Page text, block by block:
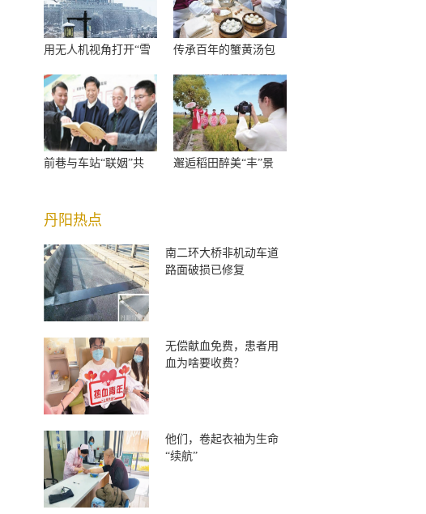
用无人机视角打开“雪 传承百年的蟹黄汤包
前巷与车站“联姻”共 邂逅稻田醉美“丰”景
丹阳热点
南二环大桥非机动车道
路面破损已修复
无偿献血免费，患者用
血为啥要收费？
他们，卷起衣袖为生命
“续航”